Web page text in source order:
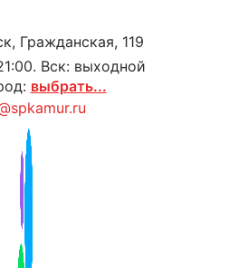
Гражданская, 119
Вск: выходной
выбрать...